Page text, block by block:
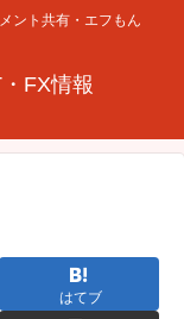
ント共有・エフもん
FX情報
はてブ